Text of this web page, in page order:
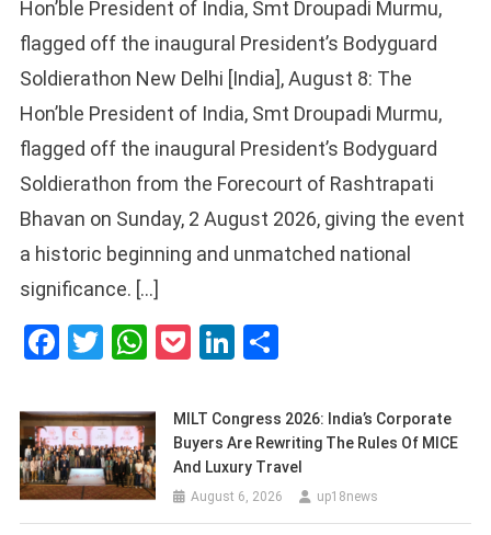
Hon’ble President of India, Smt Droupadi Murmu,
flagged off the inaugural President’s Bodyguard
Soldierathon New Delhi [India], August 8: The
Hon’ble President of India, Smt Droupadi Murmu,
flagged off the inaugural President’s Bodyguard
Soldierathon from the Forecourt of Rashtrapati
Bhavan on Sunday, 2 August 2026, giving the event
a historic beginning and unmatched national
significance. […]
Facebook
Twitter
WhatsApp
PocketLinkedIn
MILT Congress 2026: India’s Corporate
Buyers Are Rewriting The Rules Of MICE
And Luxury Travel
August 6, 2026 up18news